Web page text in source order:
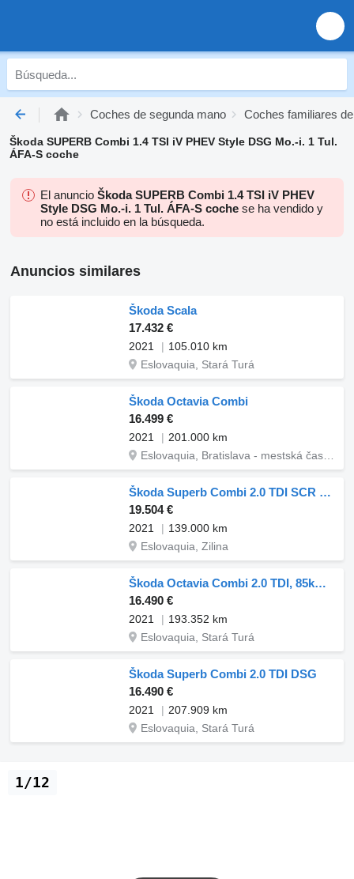
Coches de segunda mano Coches familiares
Škoda SUPERB Combi 1.4 TSI iV PHEV Style DSG Mo.-i. 1 Tul.
ÁFA-S coche
El anuncio Škoda SUPERB Combi 1.4 TSI iV PHEV
Style DSG Mo.-i. 1 Tul. ÁFA-S coche se ha vendido y
no está incluido en la búsqueda.
Anuncios similares
Škoda Scala
17.432 €
2021
105.010 km
Eslovaquia, Stará Turá
Škoda Octavia Combi
16.499 €
2021
201.000 km
Škoda Superb Combi 2.0 TDI SCR Style DSG
19.504 €
2021
139.000 km
Eslovaquia, Zilina
Škoda Octavia Combi 2.0 TDI, 85kW (2021) / AJ NA SPLÁTKY / PROTIÚČET /
16.490 €
2021
193.352 km
Eslovaquia, Stará Turá
Škoda Superb Combi 2.0 TDI DSG
16.490 €
2021
207.909 km
Eslovaquia, Stará Turá
1/12